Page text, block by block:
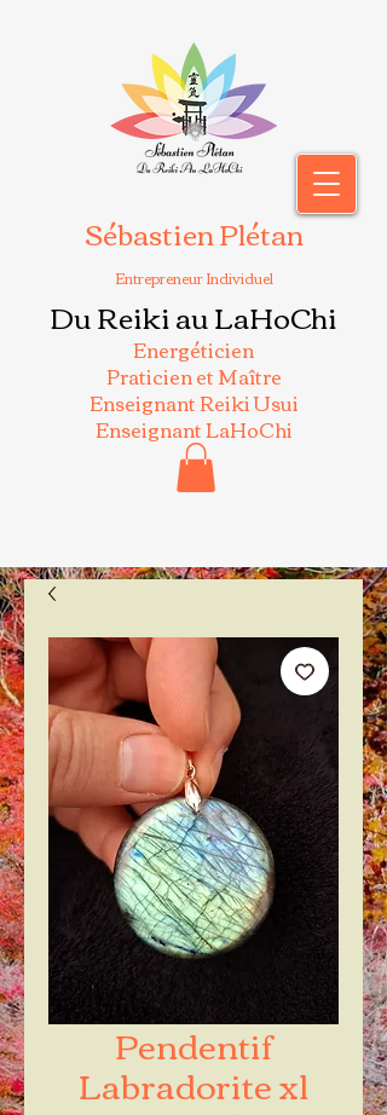
Sébastien Plétan
Entrepreneur Individuel
Du Reiki au LaHoChi
Energéticien
Praticien et Maître
Enseignant Reiki Usui
Enseignant LaHoChi
Pendentif
Labradorite xl